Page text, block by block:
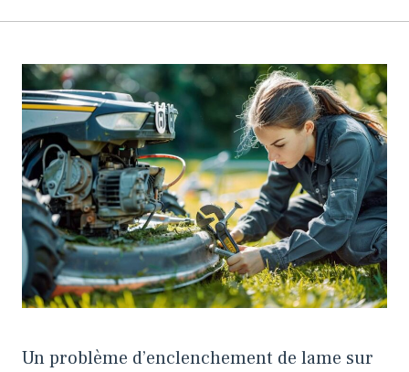
Un problème d’enclenchement de lame sur